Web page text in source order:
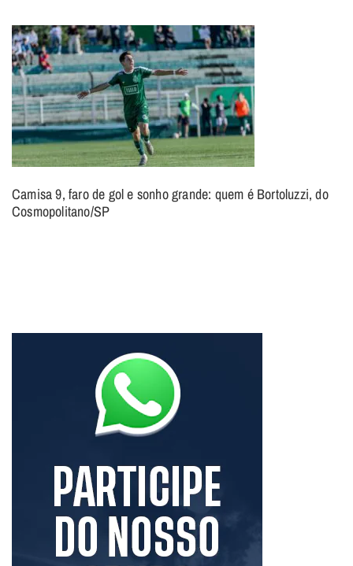
Camisa 9, faro de gol e sonho grande: quem é Bortoluzzi, do
Cosmopolitano/SP